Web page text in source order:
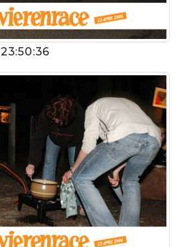
23:50:36